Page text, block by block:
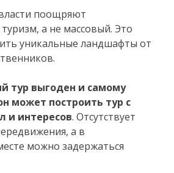
поощряют
а не массовый. Это
уникальные ландшафты от
тур выгоден и самому
может построить тур с
и интересов. Отсутствует
а в
можно задержаться